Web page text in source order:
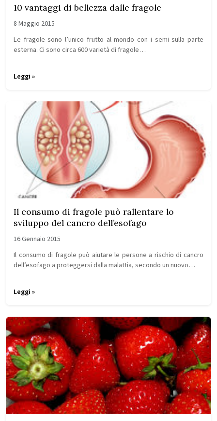
10 vantaggi di bellezza dalle fragole
8 Maggio 2015
Le fragole sono l’unico frutto al mondo con i semi sulla parte
esterna. Ci sono circa 600 varietà di fragole…
Leggi »
Il consumo di fragole può rallentare lo
sviluppo del cancro dell’esofago
16 Gennaio 2015
Il consumo di fragole può aiutare le persone a rischio di cancro
dell’esofago a proteggersi dalla malattia, secondo un nuovo…
Leggi »